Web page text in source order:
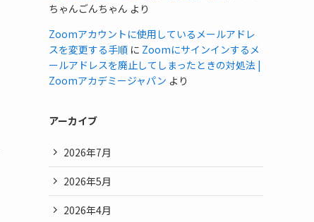
ちゃんごんちゃん より
Zoomアカウントに使用しているメールアドレ
スを変更する手順 に Zoomにサインインするメ
ールアドレスを廃止してしまったときの対処法 |
Zoomアカデミージャパン より
アーカイブ
2026年7月
2026年5月
2026年4月